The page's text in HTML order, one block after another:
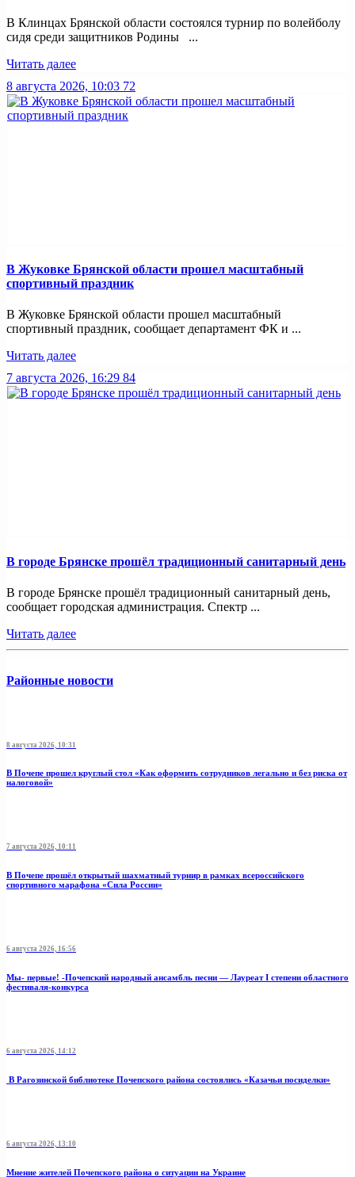
В Клинцах Брянской области состоялся турнир по волейболу
сидя среди защитников Родины ...
Читать далее
8 августа 2026, 10:03 72
В Жуковке Брянской области прошел масштабный
спортивный праздник
В Жуковке Брянской области прошел масштабный
спортивный праздник, сообщает департамент ФК и ...
Читать далее
7 августа 2026, 16:29 84
В городе Брянске прошёл традиционный санитарный день
В городе Брянске прошёл традиционный санитарный день,
сообщает городская администрация. Спектр ...
Читать далее
Районные новости
8 августа 2026, 10:31
В Почепе прошел круглый стол «Как оформить сотрудников легально и без риска от
налоговой»
7 августа 2026, 10:11
В Почепе прошёл открытый шахматный турнир в рамках всероссийского
спортивного марафона «Сила России»
6 августа 2026, 16:56
Мы- первые! -Почепский народный ансамбль песни — Лауреат I степени областного
фестиваля-конкурса
6 августа 2026, 14:12
В Рагозинской библиотеке Почепского района состоялись «Казачьи посиделки»
6 августа 2026, 13:10
Мнение жителей Почепского района о ситуации на Украине